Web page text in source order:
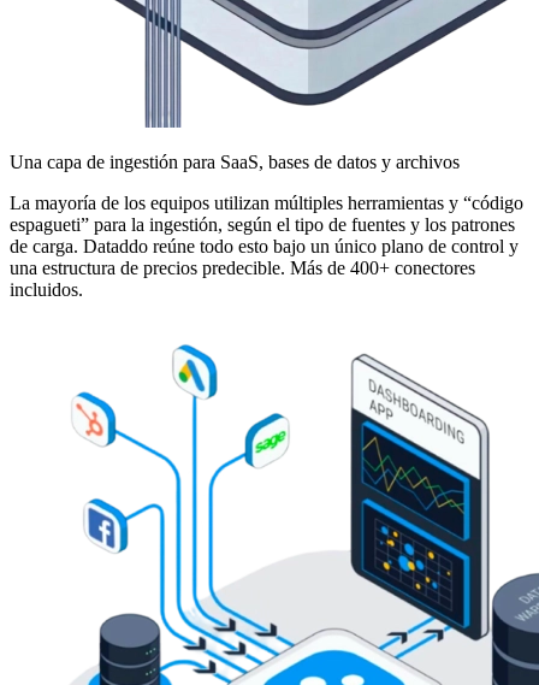
Una capa de ingestión para SaaS, bases de datos y archivos
La mayoría de los equipos utilizan múltiples herramientas y “código
espagueti” para la ingestión, según el tipo de fuentes y los patrones
de carga. Dataddo reúne todo esto bajo un único plano de control y
una estructura de precios predecible. Más de 400+ conectores
incluidos.